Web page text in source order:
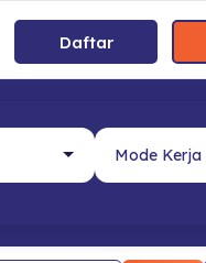
Daftar